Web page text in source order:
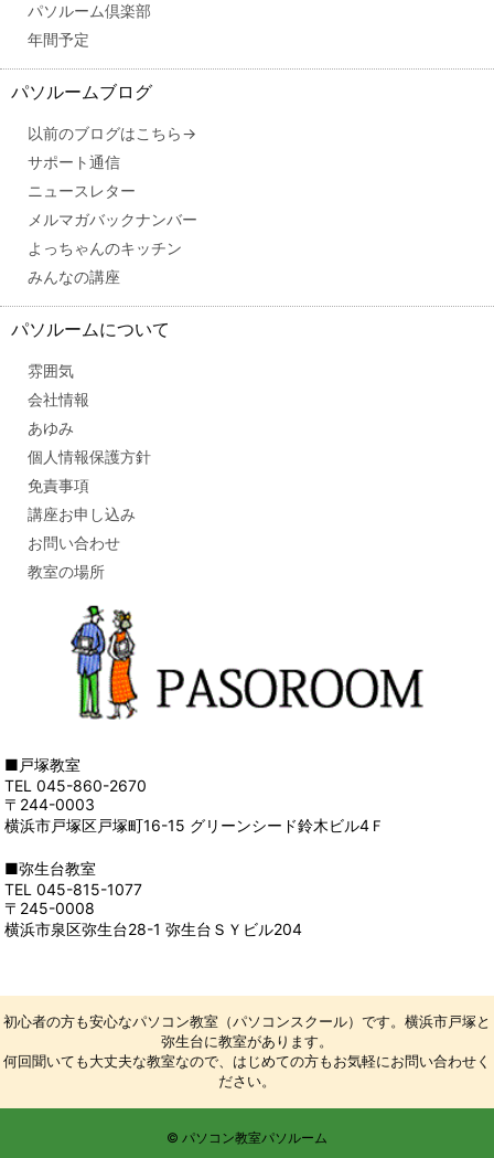
パソルーム倶楽部
年間予定
パソルームブログ
以前のブログはこちら→
サポート通信
ニュースレター
メルマガバックナンバー
よっちゃんのキッチン
みんなの講座
パソルームについて
雰囲気
会社情報
あゆみ
個人情報保護方針
免責事項
講座お申し込み
お問い合わせ
教室の場所
■戸塚教室
TEL 045-860-2670
〒244-0003
横浜市戸塚区戸塚町16-15 グリーンシード鈴木ビル4Ｆ
■弥生台教室
TEL 045-815-1077
〒245-0008
横浜市泉区弥生台28-1 弥生台ＳＹビル204
初心者の方も安心なパソコン教室（パソコンスクール）です。横浜市戸塚と
弥生台に教室があります。
何回聞いても大丈夫な教室なので、はじめての方もお気軽にお問い合わせく
ださい。
© パソコン教室パソルーム